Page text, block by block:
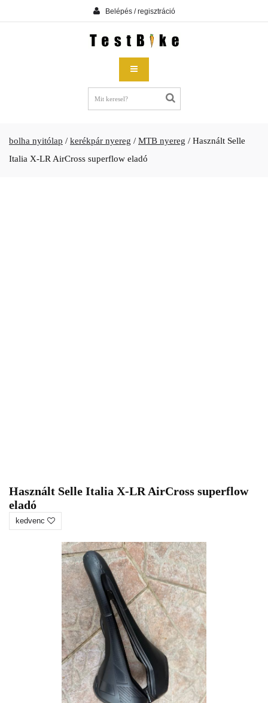
Belépés / regisztráció
bolha nyitólap / kerékpár nyereg / MTB nyereg / Használt Selle
Italia X-LR AirCross superflow eladó
Használt Selle Italia X-LR AirCross superflow
eladó
kedvenc